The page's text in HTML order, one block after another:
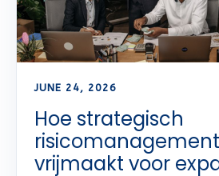
JUNE 24, 2026
Hoe strategisch
vrijmaakt voor